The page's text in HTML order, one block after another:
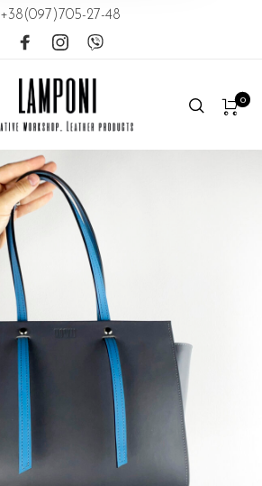
+38(097)705-27-48
0